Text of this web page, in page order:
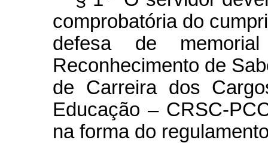
comprobatória do
defesa de
Reconhecimento de
de Carreira dos
Educação – CRSC-
na forma do